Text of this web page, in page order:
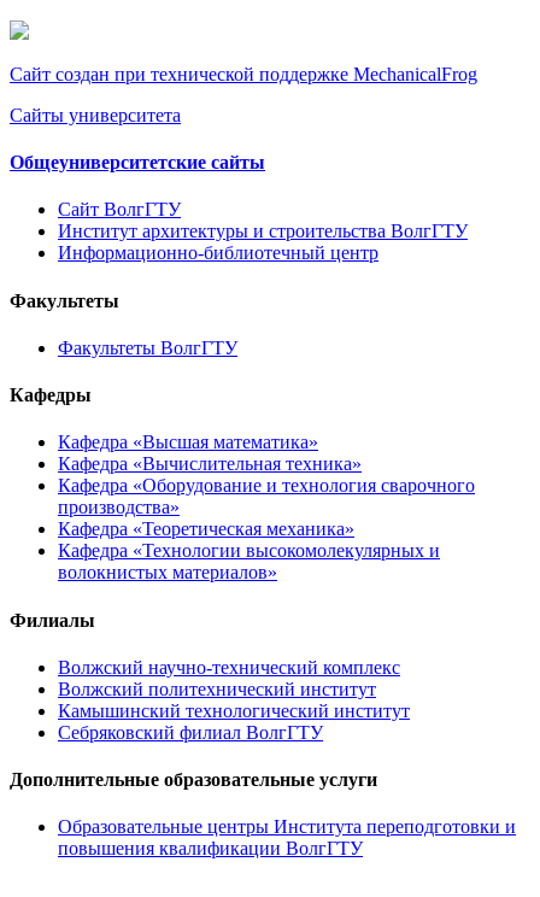
Сайт создан при технической поддержке MechanicalFrog
Сайты университета
Общеуниверситетские сайты
Сайт ВолгГТУ
Институт архитектуры и строительства ВолгГТУ
Информационно-библиотечный центр
Факультеты
Факультеты ВолгГТУ
Кафедры
Кафедра «Высшая математика»
Кафедра «Вычислительная техника»
Кафедра «Оборудование и технология сварочного
производства»
Кафедра «Теоретическая механика»
Кафедра «Технологии высокомолекулярных и
волокнистых материалов»
Филиалы
Волжский научно-технический комплекс
Волжский политехнический институт
Камышинский технологический институт
Себряковский филиал ВолгГТУ
Дополнительные образовательные услуги
Образовательные центры Института переподготовки и
повышения квалификации ВолгГТУ